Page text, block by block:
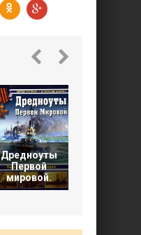
Дредноуты
Первой
мировой.